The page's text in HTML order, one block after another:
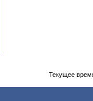
Текущее